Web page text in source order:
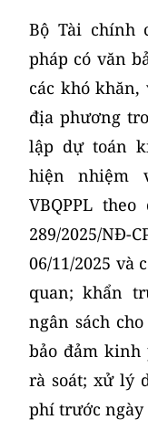
Bộ Tài chính
pháp có văn
các khó khăn,
địa phương
lập dự toán
hiện nhiệm
VBQPPL
289/2025/
06/11/2025 và
quan; khẩn
ngân sách
bảo đảm
rà soát; xử lý
phí trước ngày